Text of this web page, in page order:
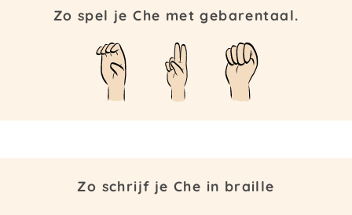
Zo spel je Che met gebarentaal.
Zo schrijf je Che in braille